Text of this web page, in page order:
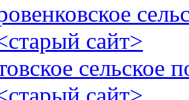
сайт>
сельское